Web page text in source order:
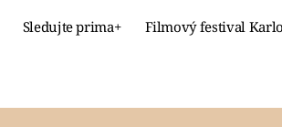
Sledujte prima+ Filmový festival